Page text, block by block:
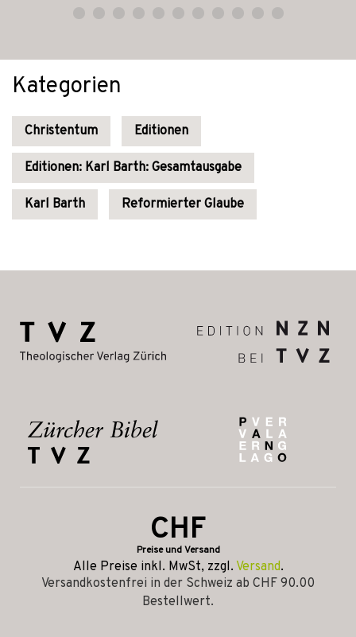
Kategorien
Christentum Editionen
Editionen: Karl Barth: Gesamtausgabe
Karl Barth Reformierter Glaube
CHF
Preise und Versand
Alle Preise inkl. MwSt, zzgl. Versand.
Versandkostenfrei in der Schweiz ab CHF 90.00
Bestellwert.